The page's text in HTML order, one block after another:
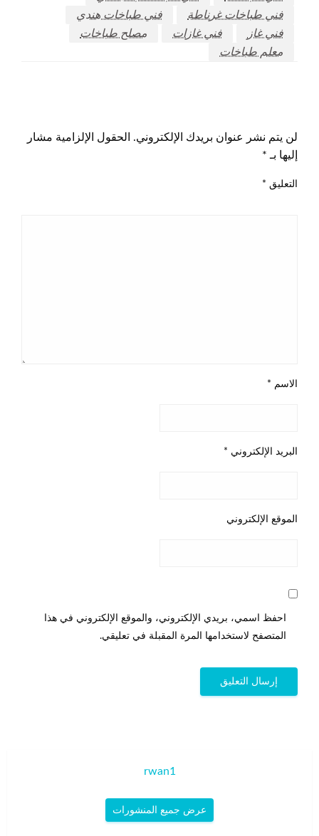
فني طباخات غرناطة
فني طباخات هندي
فني غاز
فني غازات
مصلح طباخات
معلم طباخات
لن يتم نشر عنوان بريدك الإلكتروني.
الحقول الإلزامية مشار
إليها بـ *
التعليق *
الاسم *
البريد الإلكتروني *
الموقع الإلكتروني
احفظ اسمي، بريدي الإلكتروني، والموقع الإلكتروني في هذا
المتصفح لاستخدامها المرة المقبلة في تعليقي.
rwan1
عرض جميع المنشورات